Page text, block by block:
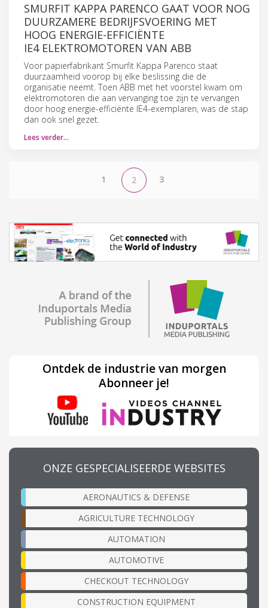
SMURFIT KAPPA PARENCO GAAT VOOR NOG
DUURZAMERE BEDRIJFSVOERING MET
HOOG ENERGIE-EFFICIËNTE
IE4 ELEKTROMOTOREN VAN ABB
Voor papierfabrikant Smurfit Kappa Parenco staat
duurzaamheid voorop bij elke beslissing die de
organisatie neemt. Toen ABB met het voorstel kwam om
elektromotoren die aan vervanging toe zijn te vervangen
door hoog energie-efficiënte IE4-exemplaren, was de stap
dan ook snel gezet.
Lees verder…
1 2 3
Ontdek de industrie van morgen
Abonneer je!
ONZE GESPECIALISEERDE WEBSITES
AERONAUTICS & DEFENSE
AGRICULTURE TECHNOLOGY
AUTOMATION
AUTOMOTIVE
CHECKOUT TECHNOLOGY
CONSTRUCTION EQUIPMENT